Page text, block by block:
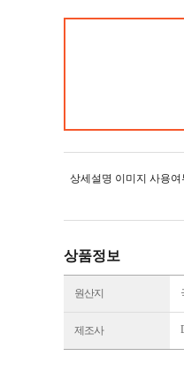
상세설명 이미지 사용여
상품정보
원산지
제조사